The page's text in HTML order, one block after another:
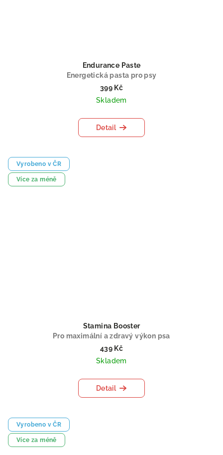
Endurance Paste
Energetická pasta pro psy
399 Kč
Skladem
Detail
Vyrobeno v ČR
Více za méně
Stamina Booster
Pro maximální a zdravý výkon psa
439 Kč
Skladem
Detail
Vyrobeno v ČR
Více za méně